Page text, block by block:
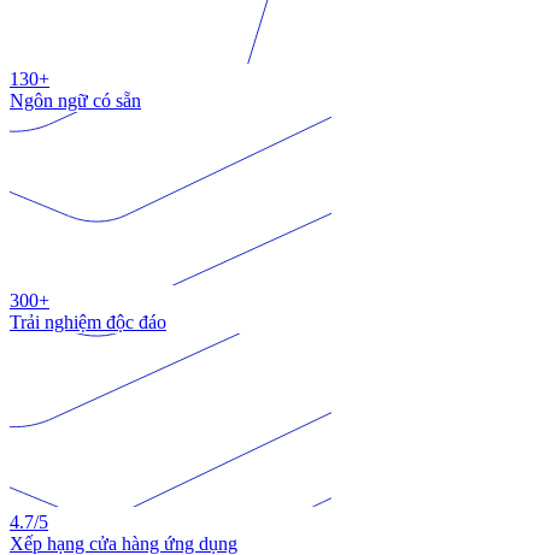
130+
Ngôn ngữ có sẵn
300+
Trải nghiệm độc đáo
4.7/5
Xếp hạng cửa hàng ứng dụng